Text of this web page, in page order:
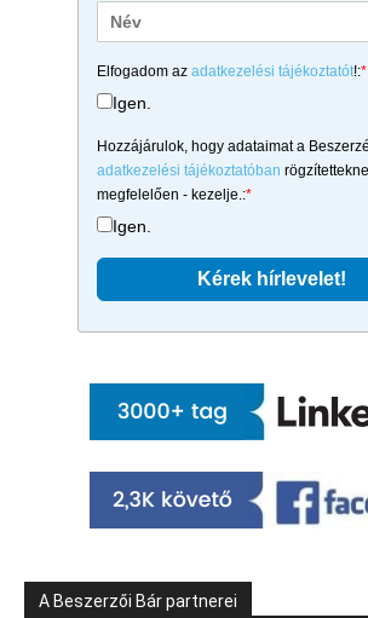
Elfogadom az adatkezelési tájékoztatót!:*
Igen.
Hozzájárulok, hogy adataimat a
adatkezelési tájékoztatóban
megfelelően - kezelje.:*
Igen.
A Beszerzői Bár partnerei